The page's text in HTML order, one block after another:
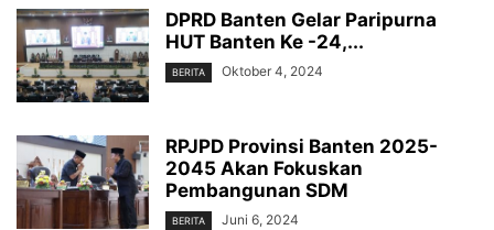
DPRD Banten Gelar Paripurna
HUT Banten Ke -24,...
BERITA Oktober 4, 2024
RPJPD Provinsi Banten 2025-
2045 Akan Fokuskan
Pembangunan SDM
BERITA Juni 6, 2024